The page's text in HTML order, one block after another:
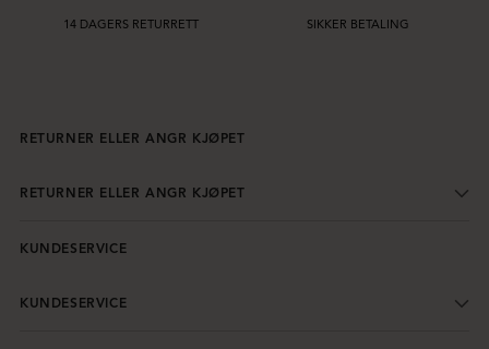
14 DAGERS RETURRETT SIKKER BETALING
RETURNER ELLER ANGR KJØPET
RETURNER ELLER ANGR KJØPET
KUNDESERVICE
KUNDESERVICE